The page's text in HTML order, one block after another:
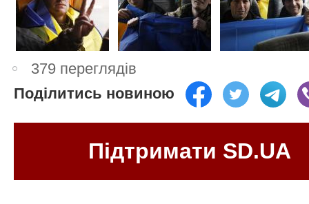
379 переглядів
Поділитись новиною
Підтримати SD.UA